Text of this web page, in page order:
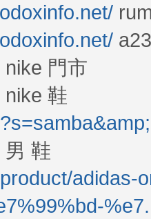
nike 門市
nike 鞋
男 鞋
adidas-